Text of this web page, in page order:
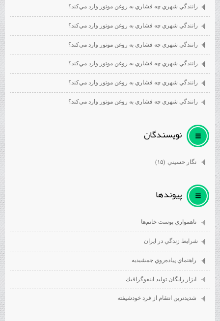
رانندگي شهري چه فشاري به روغن موتور وارد مي‌كند؟
رانندگي شهري چه فشاري به روغن موتور وارد مي‌كند؟
رانندگي شهري چه فشاري به روغن موتور وارد مي‌كند؟
رانندگي شهري چه فشاري به روغن موتور وارد مي‌كند؟
رانندگي شهري چه فشاري به روغن موتور وارد مي‌كند؟
رانندگي شهري چه فشاري به روغن موتور وارد مي‌كند؟
نويسندگان
نگار حسيني(۱۵)
پيوندها
ناهمواري پوست خانم‌ها
شرايط زندگي در ايران
راهنماي پياده‌روي جمشيديه
ابزار رايگان توليد اينفوگرافيك
شديدترين انتقام از فرد خودشيفته